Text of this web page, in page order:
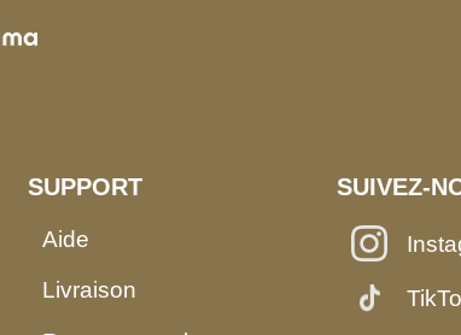
SUPPORT
Aide
Livraison
SUIVEZ-